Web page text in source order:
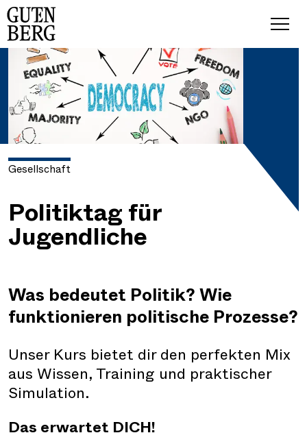
Gesellschaft
Politiktag für
Jugendliche
Was bedeutet Politik? Wie
funktionieren politische Prozesse?
Unser Kurs bietet dir den perfekten Mix
aus Wissen, Training und praktischer
Simulation.
Das erwartet DICH!